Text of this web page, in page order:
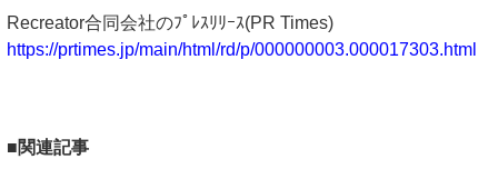
Recreator合同会社のﾌﾟﾚｽﾘﾘｰｽ(PR Times)
https://prtimes.jp/main/html/rd/p/000000003.000017303.html
■関連記事